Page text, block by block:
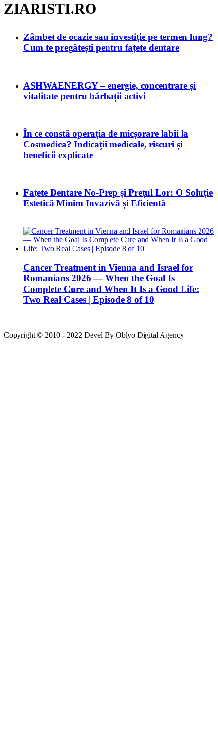
ZIARISTI.RO
Zâmbet de ocazie sau investiție pe termen lung?
Cum te pregătești pentru fațete dentare
ASHWAENERGY – energie, concentrare și
vitalitate pentru bărbații activi
În ce constă operația de micșorare labii la
Cosmedica? Indicații medicale, riscuri și
beneficii explicate
Fațete Dentare No-Prep și Prețul Lor: O Soluție
Estetică Minim Invazivă și Eficientă
Cancer Treatment in Vienna and Israel for
Romanians 2026 — When the Goal Is
Complete Cure and When It Is a Good Life:
Two Real Cases | Episode 8 of 10
Copyright © 2010 - 2022 Devel By Oblyo Digital Agency